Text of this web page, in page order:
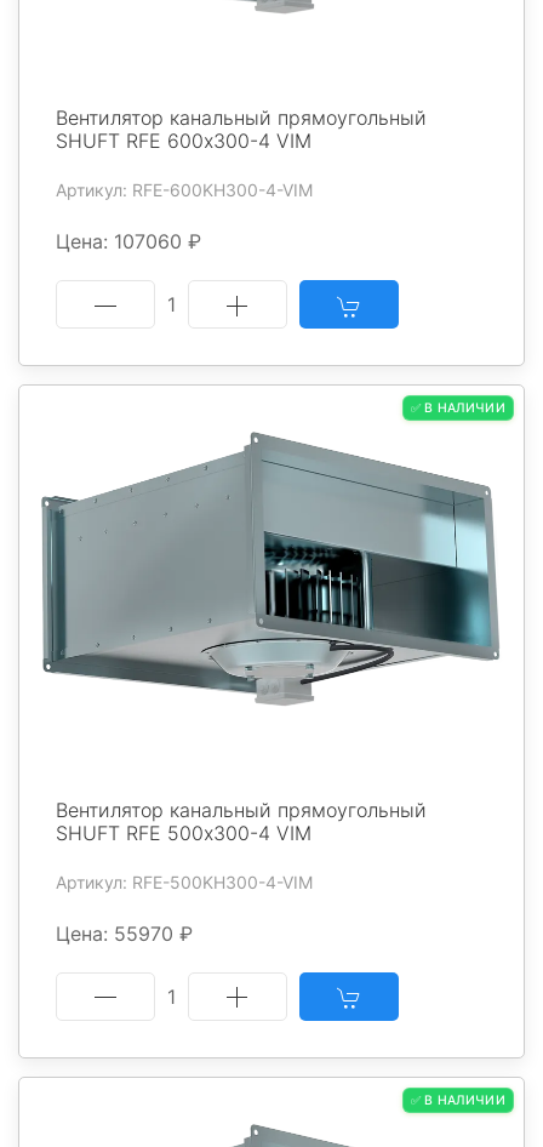
Вентилятор канальный прямоугольный
SHUFT RFE 600х300-4 VIM
Артикул: RFE-600KH300-4-VIM
Цена: 107060 ₽
1
✅ В НАЛИЧИИ
Вентилятор канальный прямоугольный
SHUFT RFE 500х300-4 VIM
Артикул: RFE-500KH300-4-VIM
Цена: 55970 ₽
1
✅ В НАЛИЧИИ